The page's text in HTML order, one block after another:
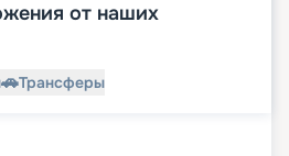
от наших
🚗Трансферы